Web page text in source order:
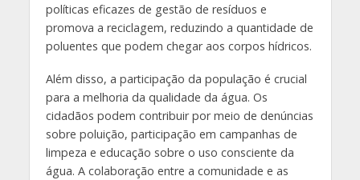
políticas eficazes de gestão de resíduos e
promova a reciclagem, reduzindo a quantidade de
poluentes que podem chegar aos corpos hídricos.
Além disso, a participação da população é crucial
para a melhoria da qualidade da água. Os
cidadãos podem contribuir por meio de denúncias
sobre poluição, participação em campanhas de
limpeza e educação sobre o uso consciente da
água. A colaboração entre a comunidade e as